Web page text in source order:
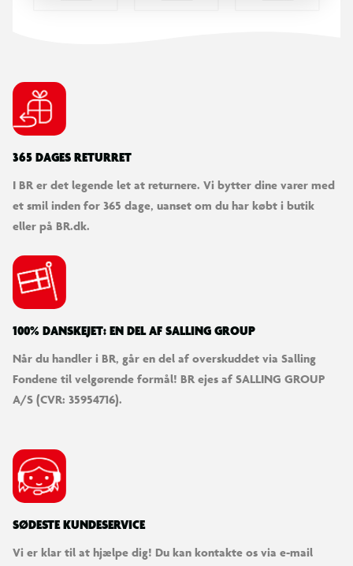
365 DAGES RETURRET
I BR er det legende let at returnere. Vi bytter dine varer med
et smil inden for 365 dage, uanset om du har købt i butik
eller på BR.dk.
100% DANSKEJET: EN DEL AF SALLING GROUP
Når du handler i BR, går en del af overskuddet via Salling
Fondene til velgørende formål! BR ejes af SALLING GROUP
A/S (CVR: 35954716).
SØDESTE KUNDESERVICE
Vi er klar til at hjælpe dig! Du kan kontakte os via e-mail